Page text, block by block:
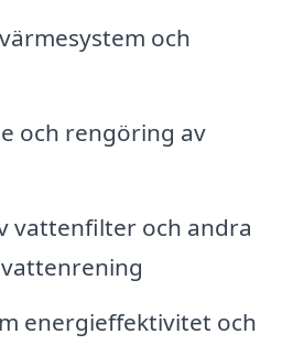
och
och rengöring av
vattenfilter och andra
energieffektivitet och